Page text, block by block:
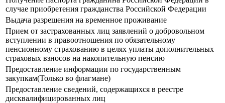
случае приобретения гражданства Российской Федерации
Выдача разрешения на временное проживание
Прием от застрахованных лиц заявлений о добровольном
вступлении в правоотношения по обязательному
пенсионному страхованию в целях уплаты дополнительных
страховых взносов на накопительную пенсию
Предоставление информации по государственным
закупкам(Только во флагмане)
Предоставление сведений, содержащихся в реестре
дисквалифицированных лиц